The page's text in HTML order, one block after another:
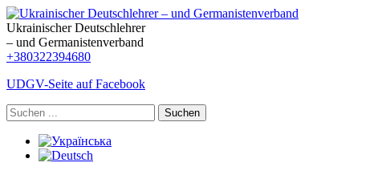
Ukrainischer Deutschlehrer
– und Germanistenverband
+380322394680
UDGV-Seite auf Facebook
Suchen